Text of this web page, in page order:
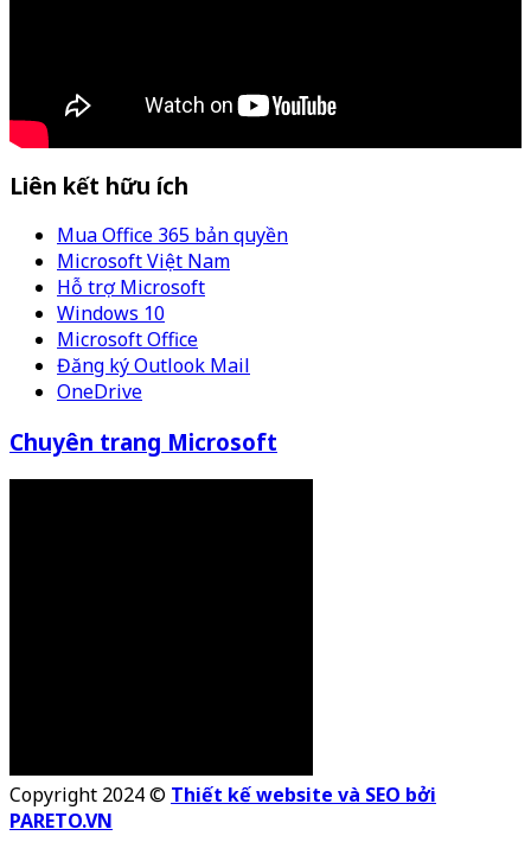
Liên kết hữu ích
Mua Office 365 bản quyền
Microsoft Việt Nam
Hỗ trợ Microsoft
Windows 10
Microsoft Office
Đăng ký Outlook Mail
OneDrive
Chuyên trang Microsoft
Copyright 2024 © Thiết kế website và SEO bởi
PARETO.VN